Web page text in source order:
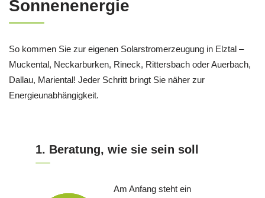
Sonnenenergie
So kommen Sie zur eigenen Solarstromerzeugung in Elztal –
Muckental, Neckarburken, Rineck, Rittersbach oder Auerbach,
Dallau, Mariental! Jeder Schritt bringt Sie näher zur
Energieunabhängigkeit.
1. Beratung, wie sie sein soll
Am Anfang steht ein